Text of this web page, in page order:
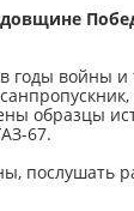
в годы войны
образцы
67.
послушать